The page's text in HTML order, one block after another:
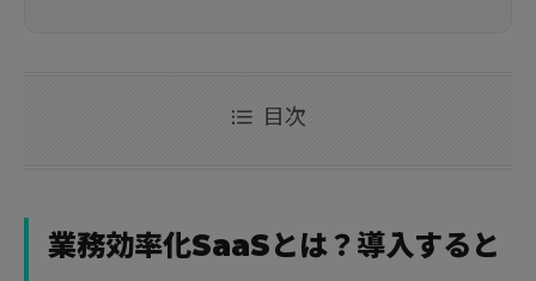
目次
業務効率化SaaSとは？導入すると